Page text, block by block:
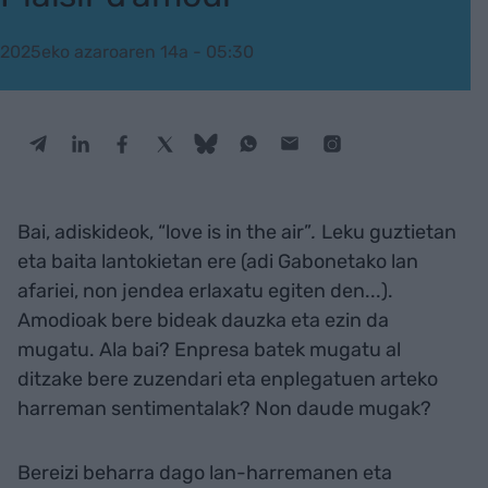
2025eko azaroaren 14a - 05:30
Bai, adiskideok, “love is in the air”. Leku guztietan
eta baita lantokietan ere (adi Gabonetako lan
afariei, non jendea erlaxatu egiten den...).
Amodioak bere bideak dauzka eta ezin da
mugatu. Ala bai? Enpresa batek mugatu al
ditzake bere zuzendari eta enplegatuen arteko
harreman sentimentalak? Non daude mugak?
Bereizi beharra dago lan-harremanen eta